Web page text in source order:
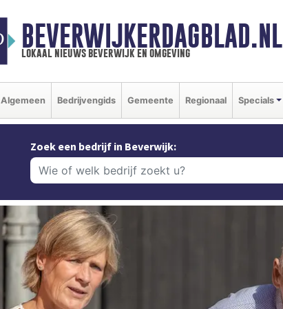
BEVERWIJKERDAGBLAD.NL
lokaal nieuws beverwijk en omgeving
Algemeen Bedrijvengids Gemeente Regionaal Specials
Zoek een bedrijf in Beverwijk: